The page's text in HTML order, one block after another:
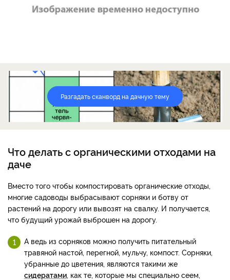
Разгадать сканворд на дачную тему
Что делать с органическими отходами на
даче
Вместо того чтобы компостировать органические отходы,
многие садоводы выбрасывают сорняки и ботву от
растений на дорогу или вывозят на свалку. И получается,
что будущий урожай выброшен на дорогу.
А ведь из сорняков можно получить питательный
травяной настой, перегной, мульчу, компост. Сорняки,
убранные до цветения, являются такими же
сидератами , как те, которые мы специально сеем,